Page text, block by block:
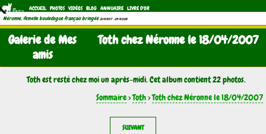
ACCUEIL PHOTOS VIDÉOS BLOG ANNUAIRE LIVRE D'OR
Néronne, femelle bouledogue français bringée (21/11/1997 - 04/11/2011)
Galerie de Mes
amis
Toth chez Néronne le 18/04/2007
Toth est resté chez moi un après-midi. Cet album contient 22 photos.
Sommaire>Toth>Toth chez Néronne le 18/04/2007
SUIVANT